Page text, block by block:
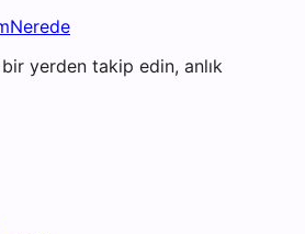
bir yerden takip edin, anlık